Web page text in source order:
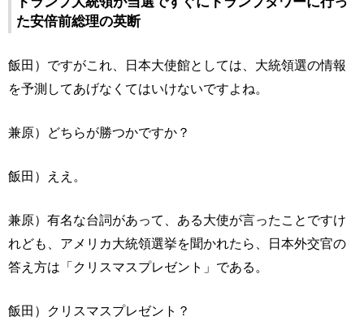
た安倍前総理の英断
飯田）ですがこれ、日本大使館としては、大統領選の情報
を予測してあげなくてはいけないですよね。
兼原）どちらが勝つかですか？
飯田）ええ。
兼原）有名な台詞があって、ある大使が言ったことですけ
れども、アメリカ大統領選挙を聞かれたら、日本外交官の
答え方は「クリスマスプレゼント」である。
飯田）クリスマスプレゼント？